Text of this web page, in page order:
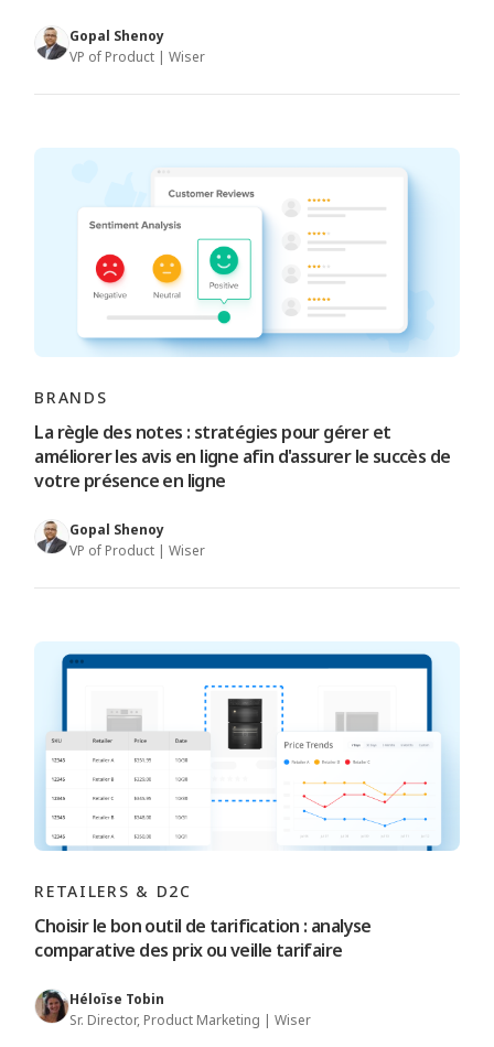
Gopal Shenoy
VP of Product | Wiser
BRANDS
La règle des notes : stratégies pour gérer et
améliorer les avis en ligne afin d'assurer le succès de
votre présence en ligne
Gopal Shenoy
VP of Product | Wiser
RETAILERS & D2C
Choisir le bon outil de tarification : analyse
comparative des prix ou veille tarifaire
Héloïse Tobin
Sr. Director, Product Marketing | Wiser